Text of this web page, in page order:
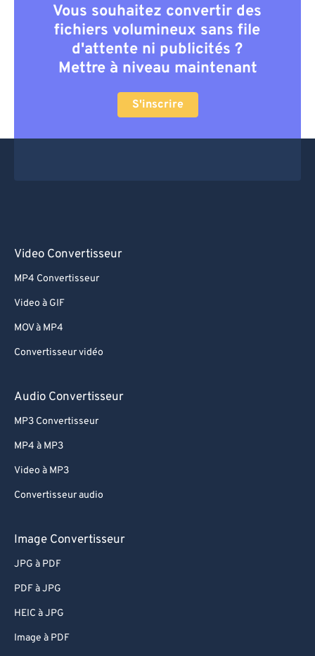
Vous souhaitez convertir des
fichiers volumineux sans file
d'attente ni publicités ?
Mettre à niveau maintenant
S'inscrire
Video Convertisseur
MP4 Convertisseur
Video à GIF
MOV à MP4
Convertisseur vidéo
Audio Convertisseur
MP3 Convertisseur
MP4 à MP3
Video à MP3
Convertisseur audio
Image Convertisseur
JPG à PDF
PDF à JPG
HEIC à JPG
Image à PDF